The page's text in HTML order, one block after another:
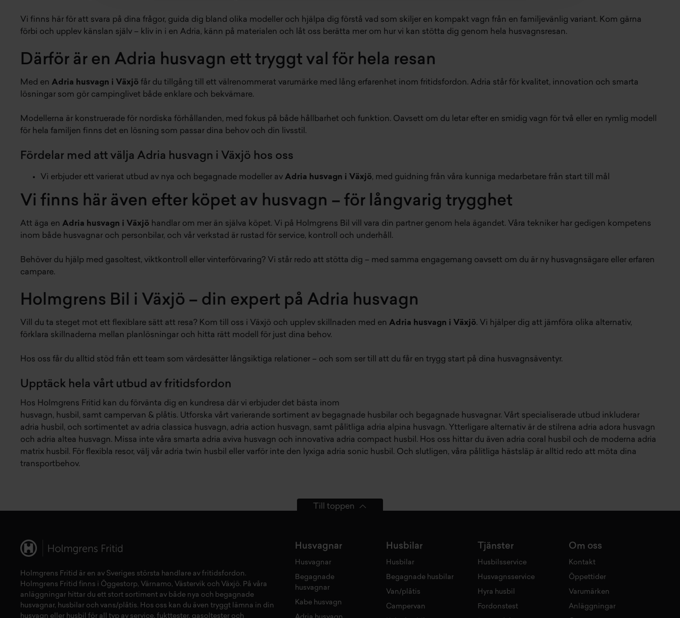
Vi finns här för att svara på dina frågor, guida dig bland olika modeller och hjälpa dig förstå vad som skiljer en kompakt vagn från en familjevänlig variant. Kom gärna
förbi och upplev känslan själv – kliv in i en Adria, känn på materialen och låt oss berätta mer om hur vi kan stötta dig genom hela husvagnsresan.
Därför är en Adria husvagn ett tryggt val för hela resan
Med en Adria husvagn i Växjö får du tillgång till ett välrenommerat varumärke med lång erfarenhet inom fritidsfordon. Adria står för kvalitet, innovation och smarta
lösningar som gör campinglivet både enklare och bekvämare.
Modellerna är konstruerade för nordiska förhållanden, med fokus på både hållbarhet och funktion. Oavsett om du letar efter en smidig vagn för två eller en rymlig modell
för hela familjen finns det en lösning som passar dina behov och din livsstil.
Fördelar med att välja Adria husvagn i Växjö hos oss
Vi erbjuder ett varierat utbud av nya och begagnade modeller av Adria husvagn i Växjö, med guidning från våra kunniga medarbetare från start till mål
Vi finns här även efter köpet av husvagn – för långvarig trygghet
Att äga en Adria husvagn i Växjö handlar om mer än själva köpet. Vi på Holmgrens Bil vill vara din partner genom hela ägandet. Våra tekniker har gedigen kompetens
inom både husvagnar och personbilar, och vår verkstad är rustad för service, kontroll och underhåll.
Behöver du hjälp med gasoltest, viktkontroll eller vinterförvaring? Vi står redo att stötta dig – med samma engagemang oavsett om du är ny husvagnsägare eller erfaren
campare.
Holmgrens Bil i Växjö – din expert på Adria husvagn
Vill du ta steget mot ett flexiblare sätt att resa? Kom till oss i Växjö och upplev skillnaden med en Adria husvagn i Växjö. Vi hjälper dig att jämföra olika alternativ,
förklara skillnaderna mellan planlösningar och hitta rätt modell för just dina behov.
Hos oss får du alltid stöd från ett team som värdesätter långsiktiga relationer – och som ser till att du får en trygg start på dina husvagnsäventyr.
Upptäck hela vårt utbud av fritidsfordon
Hos Holmgrens Fritid kan du förvänta dig en kundresa där vi erbjuder det bästa inom
husvagn, husbil , samt campervan & plåtis. Utforska vårt varierande sortiment av begagnade husbilar och begagnade husvagnar. Vårt specialiserade utbud inkluderar
adria husbil , och sortimentet av adria classica husvagn, adria action husvagn, samt pålitliga adria alpina husvagn. Ytterligare alternativ är de stilrena adria adora husvagn
och adria altea husvagn. Missa inte våra smarta adria aviva husvagn och innovativa adria compact husbil . Hos oss hittar du även adria coral husbil och de moderna adria
matrix husbil . För flexibla resor, välj vår adria twin husbil eller varför inte den lyxiga adria sonic husbil . Och slutligen, våra pålitliga hästsläp är alltid redo att möta dina
transportbehov.
Till toppen
Holmgrens Fritid är en av Sveriges största handlare av fritidsfordon .
Holmgrens Fritid finns i Öggestorp, Värnamo, Västervik och Växjö. På våra
anläggningar hittar du ett stort sortiment av både nya och begagnade
husvagnar, husbilar och vans/plåtis. Hos oss kan du även tryggt lämna in din
husvagn eller husbil för all typ av service, fukttester, gasoltester och
Husvagnar
Husvagnar
Begagnade
husvagnar
Kabe husvagn
Husbilar
Husbilar
Begagnade husbilar
Van/plåtis
Campervan
Tjänster
Husbilsservice
Husvagnsservice
Hyra husbil
Fordonstest
Om oss
Kontakt
Öppettider
Varumärken
Anläggningar